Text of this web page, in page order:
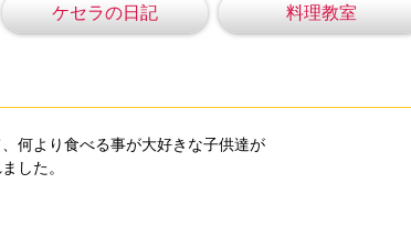
ケセラの日記 料理教室
何より食べる事が大好きな子供達が
した。